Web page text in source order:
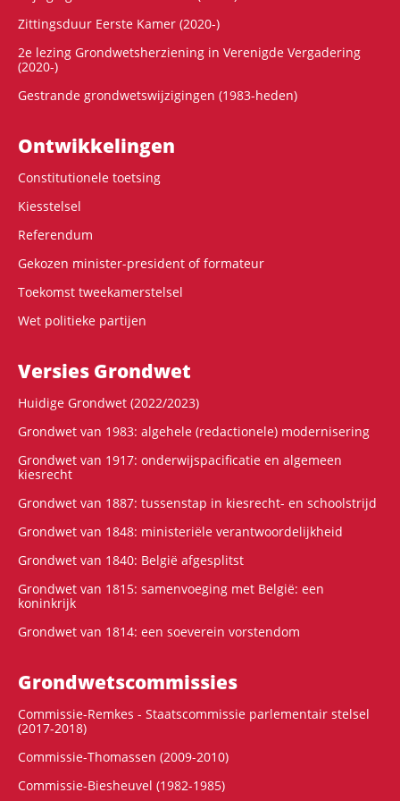
Zittingsduur Eerste Kamer (2020-)
2e lezing Grondwetsherziening in Verenigde Vergadering
(2020-)
Gestrande grondwetswijzigingen (1983-heden)
Ontwikke­lingen
Constitutionele toetsing
Kiesstelsel
Referendum
Gekozen minister-president of formateur
Toekomst tweekamerstelsel
Wet politieke partijen
Versies Grondwet
Huidige Grondwet (2022/2023)
Grondwet van 1983: algehele (redactionele) modernisering
Grondwet van 1917: onderwijspacificatie en algemeen
kiesrecht
Grondwet van 1887: tussenstap in kiesrecht- en schoolstrijd
Grondwet van 1848: ministeriële verantwoordelijkheid
Grondwet van 1840: België afgesplitst
Grondwet van 1815: samenvoeging met België: een
koninkrijk
Grondwet van 1814: een soeverein vorstendom
Grondwets­commissies
Commissie-Remkes - Staatscommissie parlementair stelsel
(2017-2018)
Commissie-Thomassen (2009-2010)
Commissie-Biesheuvel (1982-1985)